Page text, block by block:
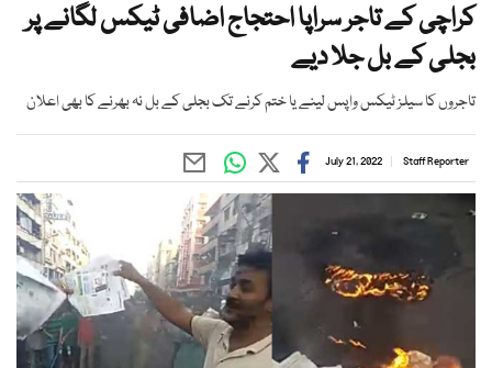
کراچی کے تاجر سراپا احتجاج اضافی ٹیکس لگانے پر
بجلی کے بل جلا دیے
تاجروں کا سیلز ٹیکس واپس لینے یا ختم کرنے تک بجلی کے بل نہ بھرنے کا بھی اعلان
Staff Reporter
July 21, 2022